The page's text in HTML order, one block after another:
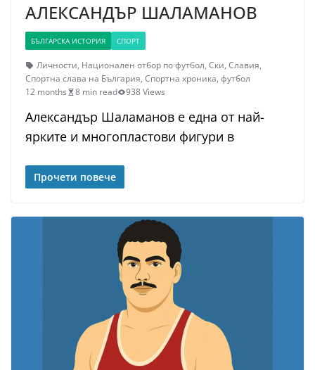
АЛЕКСАНДЪР ШАЛАМАНОВ
БЪЛГАРСКА ИСТОРИЯ СПОРТ
Личности, Национален отбор по футбол, Ски, Славия,
Спортна слава на България, Спортна хроника, футбол
12 months
8 min read 938 Views
Александър Шаламанов е една от най-
ярките и многопластови фигури в
Прочети повече